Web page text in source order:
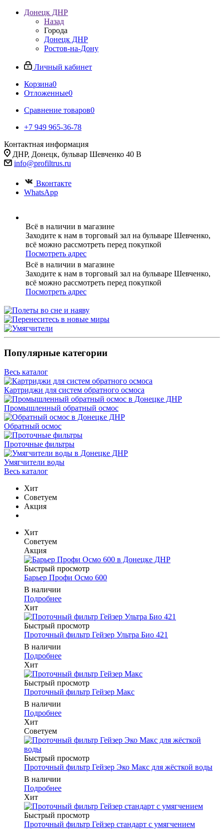
Донецк ДНР
Назад
Города
Донецк ДНР
Ростов-на-Дону
Личный кабинет
Корзина0
Отложенные0
Сравнение товаров0
+7 949 965-36-78
Контактная информация
ДНР, Донецк, бульвар Шевченко 40 В
info@profiltrus.ru
Вконтакте
WhatsApp
Всё в наличии в магазине
Заходите к нам в торговый зал на бульваре Шевченко,
всё можно рассмотреть перед покупкой
Посмотреть адрес
Всё в наличии в магазине
Заходите к нам в торговый зал на бульваре Шевченко,
всё можно рассмотреть перед покупкой
Посмотреть адрес
Популярные категории
Весь каталог
Картриджи для систем обратного осмоса
Промышленный обратный осмос
Обратный осмос
Проточные фильтры
Умягчители воды
Весь каталог
Хит
Советуем
Акция
Хит
Советуем
Акция
Быстрый просмотр
Барьер Профи Осмо 600
В наличии
Подробнее
Хит
Быстрый просмотр
Проточный фильтр Гейзер Ультра Био 421
В наличии
Подробнее
Хит
Быстрый просмотр
Проточный фильтр Гейзер Макс
В наличии
Подробнее
Хит
Советуем
Быстрый просмотр
Проточный фильтр Гейзер Эко Макс для жёсткой воды
В наличии
Подробнее
Хит
Быстрый просмотр
Проточный фильтр Гейзер стандарт с умягчением